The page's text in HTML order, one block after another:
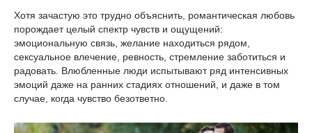
Хотя зачастую это трудно объяснить, романтическая любовь
порождает целый спектр чувств и ощущений:
эмоциональную связь, желание находиться рядом,
сексуальное влечение, ревность, стремление заботиться и
радовать. Влюбленные люди испытывают ряд интенсивных
эмоций даже на ранних стадиях отношений, и даже в том
случае, когда чувство безответно.